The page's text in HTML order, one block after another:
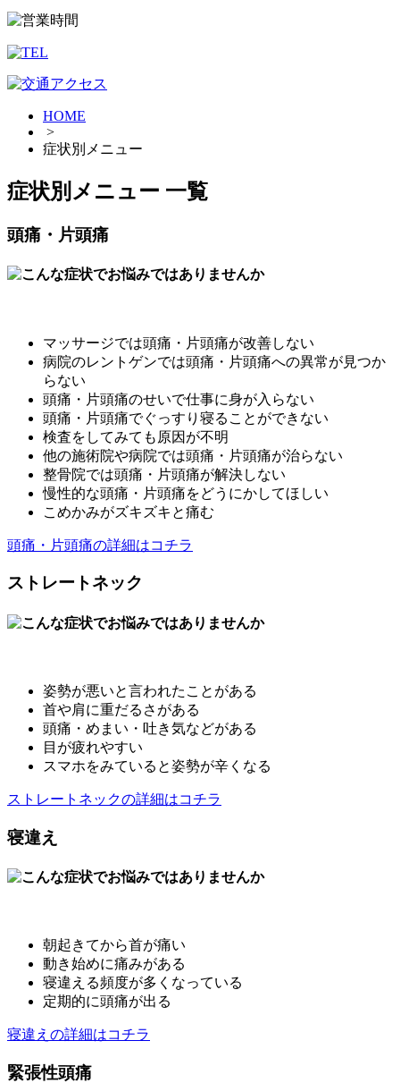
HOME
>
症状別メニュー
症状別メニュー 一覧
頭痛・片頭痛
マッサージでは頭痛・片頭痛が改善しない
病院のレントゲンでは頭痛・片頭痛への異常が見つか
らない
頭痛・片頭痛のせいで仕事に身が入らない
頭痛・片頭痛でぐっすり寝ることができない
検査をしてみても原因が不明
他の施術院や病院では頭痛・片頭痛が治らない
整骨院では頭痛・片頭痛が解決しない
慢性的な頭痛・片頭痛をどうにかしてほしい
こめかみがズキズキと痛む
頭痛・片頭痛の詳細はコチラ
ストレートネック
姿勢が悪いと言われたことがある
首や肩に重だるさがある
頭痛・めまい・吐き気などがある
目が疲れやすい
スマホをみていると姿勢が辛くなる
ストレートネックの詳細はコチラ
寝違え
朝起きてから首が痛い
動き始めに痛みがある
寝違える頻度が多くなっている
定期的に頭痛が出る
寝違えの詳細はコチラ
緊張性頭痛